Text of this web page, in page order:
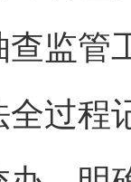
查监管
全过程